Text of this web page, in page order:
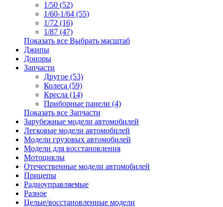
1/50 (52)
1/60-1/64 (55)
1/72 (16)
1/87 (47)
Показать все Выбрать масштаб
Джипы
Доноры
Запчасти
Другое (53)
Колеса (59)
Кресла (14)
Приборные панели (4)
Показать все Запчасти
Зарубежные модели автомобилей
Легковые модели автомобилей
Модели грузовых автомобилей
Модели для восстановления
Мотоциклы
Отечественные модели автомобилей
Прицепы
Радиоуправляемые
Разное
Целые/восстановленные модели